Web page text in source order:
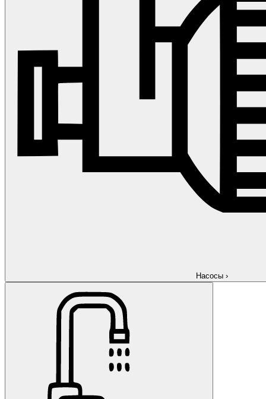
Насосы ›